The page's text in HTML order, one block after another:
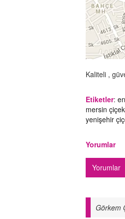
Kaliteli ,
Etiketler:
mersin
yenişehir
Yorumlar
Yorumlar
Görkem